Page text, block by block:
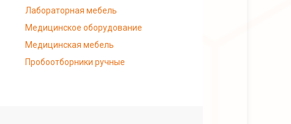
Лабораторная мебель
Медицинское оборудование
Медицинская мебель
Пробоотборники ручные